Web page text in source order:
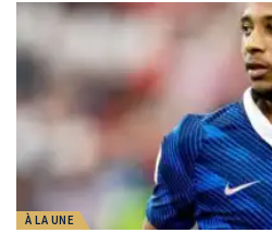
À LA UNE